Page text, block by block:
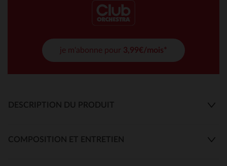
je m'abonne pour 3,99€/mois*
DESCRIPTION DU PRODUIT
COMPOSITION ET ENTRETIEN